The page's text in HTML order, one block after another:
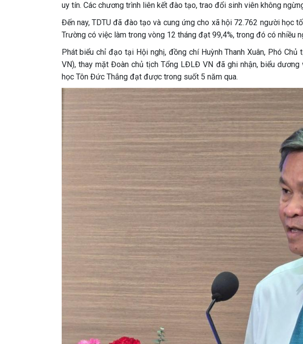
uy tín. Các chương trình liên kết đào tạo, trao đổi sinh viên không
Đến nay, TDTU đã đào tạo và cung ứng cho xã hội 72.762 người học
Trường có việc làm trong vòng 12 tháng đạt 99,4%, trong đó có nhiều
Phát biểu chỉ đạo tại Hội nghị, đồng chí Huỳnh Thanh Xuân, Phó
VN), thay mặt Đoàn chủ tịch Tổng LĐLĐ VN đã ghi nhận, biểu
học Tôn Đức Thắng đạt được trong suốt 5 năm qua.